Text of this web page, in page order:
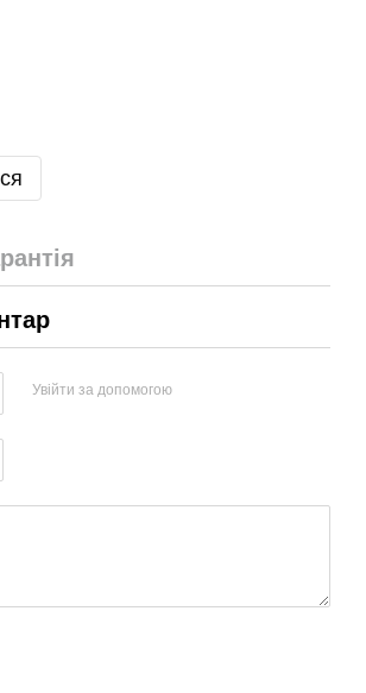
Увійти за допомогою